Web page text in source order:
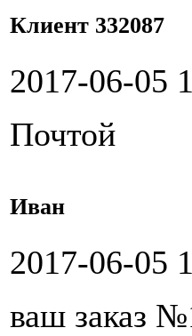
Клиент 332087
2017-06-05
Почтой
Иван
2017-06-05
ваш заказ